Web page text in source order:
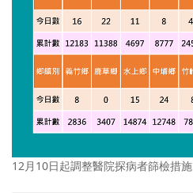
12月10日起調整醫院探病者篩檢措施